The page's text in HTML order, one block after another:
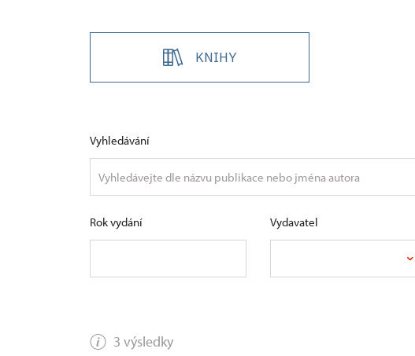
KNIHY
Vyhledávání
Rok vydání Vydavatel
3 výsledky